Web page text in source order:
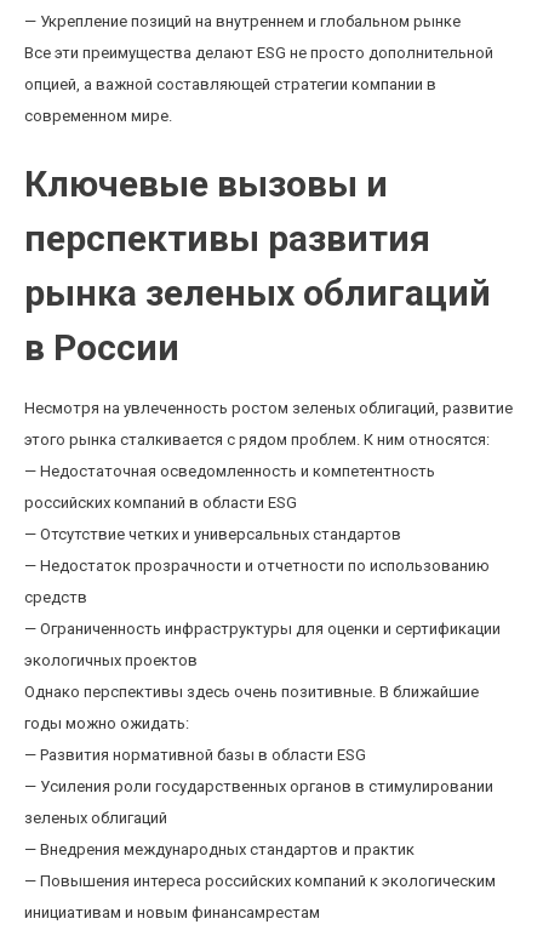
— Укрепление позиций на внутреннем и глобальном рынке
Все эти преимущества делают ESG не просто дополнительной
опцией, а важной составляющей стратегии компании в
современном мире.
Ключевые вызовы и
перспективы развития
рынка зеленых облигаций
в России
Несмотря на увлеченность ростом зеленых облигаций, развитие
этого рынка сталкивается с рядом проблем. К ним относятся:
— Недостаточная осведомленность и компетентность
российских компаний в области ESG
— Отсутствие четких и универсальных стандартов
— Недостаток прозрачности и отчетности по использованию
средств
— Ограниченность инфраструктуры для оценки и сертификации
экологичных проектов
Однако перспективы здесь очень позитивные. В ближайшие
годы можно ожидать:
— Развития нормативной базы в области ESG
— Усиления роли государственных органов в стимулировании
зеленых облигаций
— Внедрения международных стандартов и практик
— Повышения интереса российских компаний к экологическим
инициативам и новым финансамрестам